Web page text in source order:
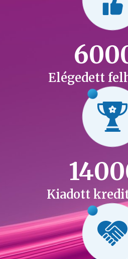
Elégedett
Kiadott